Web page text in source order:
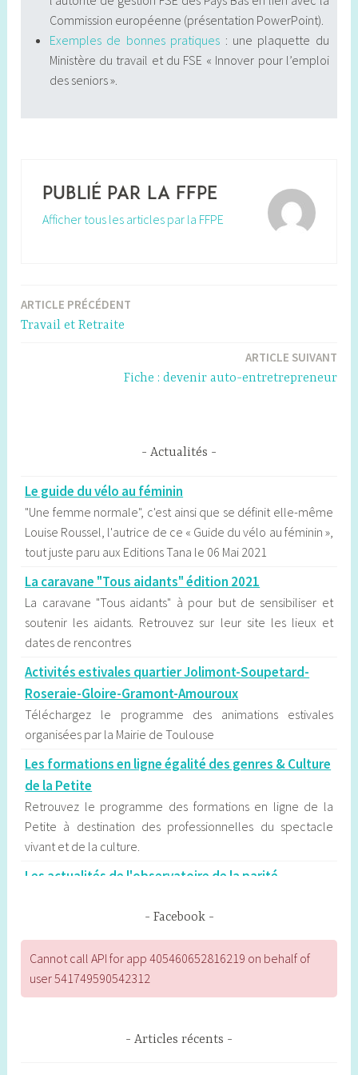
Commission européenne (présentation PowerPoint).
Exemples de bonnes pratiques : une plaquette du
Ministère du travail et du FSE « Innover pour l’emploi
des seniors ».
Publié par la FFPE
Afficher tous les articles par la FFPE
Navigation
ARTICLE PRÉCÉDENT
Travail et Retraite
ARTICLE SUIVANT
Fiche : devenir auto-entretrepreneur
Actualités
Le guide du vélo au féminin
"Une femme normale", c'est ainsi que se définit elle-même
Louise Roussel, l'autrice de ce « Guide du vélo au féminin »,
tout juste paru aux Editions Tana le 06 Mai 2021
La caravane "Tous aidants" édition 2021
La caravane "Tous aidants" à pour but de sensibiliser et
soutenir les aidants. Retrouvez sur leur site les lieux et
dates de rencontres
Activités estivales quartier Jolimont-Soupetard-
Roseraie-Gloire-Gramont-Amouroux
Téléchargez le programme des animations estivales
organisées par la Mairie de Toulouse
Les formations en ligne égalité des genres & Culture
de la Petite
Retrouvez le programme des formations en ligne de la
Petite à destination des professionnelles du spectacle
vivant et de la culture.
Les actualités de l'observatoire de la parité
L’Observatoire régional de la parité d’Occitanie contribue
au débat public sur l’égalité entre les femmes et les
hommes en publiant des communiqués qui sont
fréquemment exploités par la presse régionale.
principales étapes du déconfinement.
Facebook
Cannot call API for app 405460652816219 on behalf of
user 541749590542312
Articles récents